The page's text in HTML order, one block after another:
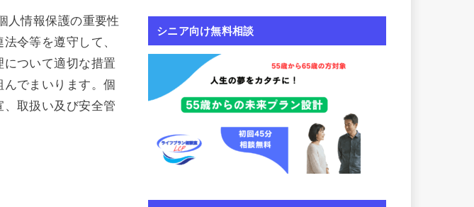
人情報保護の重要性
令等を遵守して、
ついて適切な措置
でまいります。個
取扱い及び安全管
シニア向け無料相談